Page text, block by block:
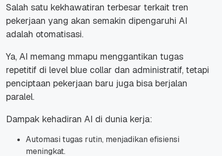
Salah satu kekhawatiran terbesar terkait tren
pekerjaan yang akan semakin dipengaruhi AI
adalah otomatisasi.
Ya, AI memang mmapu menggantikan tugas
repetitif di level blue collar dan administratif, tetapi
penciptaan pekerjaan baru juga bisa berjalan
paralel.
Dampak kehadiran AI di dunia kerja:
Automasi tugas rutin, menjadikan efisiensi
meningkat.